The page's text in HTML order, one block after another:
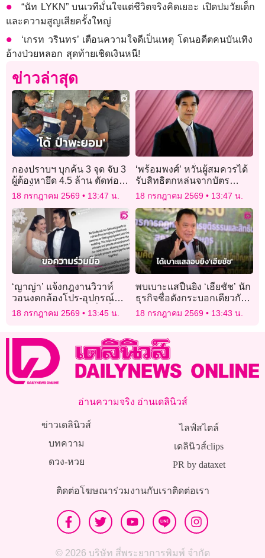
“นัท LYKN” บนเวทีมั่นใจแต่ชีวิตจริงคิดเยอะ เปิดปมวัยเด็ก
และความสูญเสียครั้งใหญ่
‘เกรท วรินทร’ เตือนความใจดีเป็นเหตุ โดนอดีตคนบันเทิง
อ้างป่วยหลอก สุดท้ายเชิดเงินหนี!
ข่าวล่าสุด
กองปราบฯ บุกค้น 3 จุด จับ 3
ผู้ต้องหายึด 4.5 ล้าน ตัดท่อ
น้ำเลี้ยง ‘โด้ ป่าพะยอม’
18 กรกฎาคม 2569 13:47 น.
‘พร้อมพงศ์’ หวั่นผู้สมควรได้
รับสิทธิตกหล่นจากบัตร
สวัสดิการแห่งรัฐ ขอ รัฐบาล
ทบทวนหลักเกณฑ์ก่อน
ประชาชนเสียโอกาส
18 กรกฎาคม 2569 13:47 น.
‘ญาญ่า’ แจ้งกฎงานวิวาห์
วอนงดกล้องโปร-อุปกรณ์
Vlog อยากให้ทุกคนดื่มด่ำ
เวลาความสุข
18 กรกฎาคม 2569 13:45 น.
พบเบาะแสปืนยิง ‘เฮียชัช’ นัก
ธุรกิจชื่อดังกระบอกเดียวกับ
ซุ่มยิงอส.บันนังสตา
18 กรกฎาคม 2569 13:43 น.
อ่านความจริง อ่านเดลินิวส์
ข่าวเดลินิวส์
บทความ
ดวง-หวย
ไลฟ์สไตล์
เดลินิวส์clips
PR by dataxet
ติดต่อโฆษณาร่วมงานกับเราติดต่อเรา
© 2026 บริษัท สี่พระยาการพิมพ์ จำกัด